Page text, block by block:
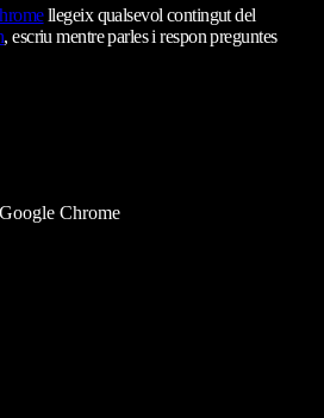
llegeix qualsevol contingut del
, escriu mentre parles i respon preguntes
Chrome